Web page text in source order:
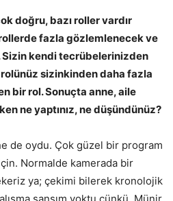
doğru, bazı roller vardır
fazla gözlemlenecek ve
Sizin kendi tecrübelerinizden
sizinkinden daha fazla
bir rol. Sonuçta anne, aile
ne yaptınız, ne düşündünüz?
de oydu. Çok güzel bir program
Normalde kamerada bir
ya; çekimi bilerek kronolojik